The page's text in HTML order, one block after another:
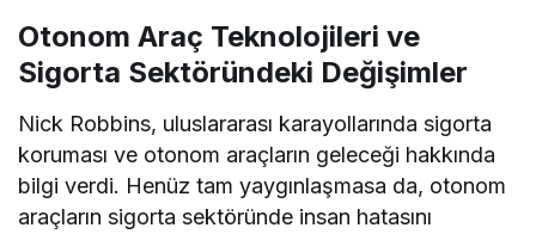
Otonom Araç Teknolojileri ve
Sigorta Sektöründeki Değişimler
Nick Robbins, uluslararası karayollarında sigorta
koruması ve otonom araçların geleceği hakkında
bilgi verdi. Henüz tam yaygınlaşmasa da, otonom
araçların sigorta sektöründe insan hatasını